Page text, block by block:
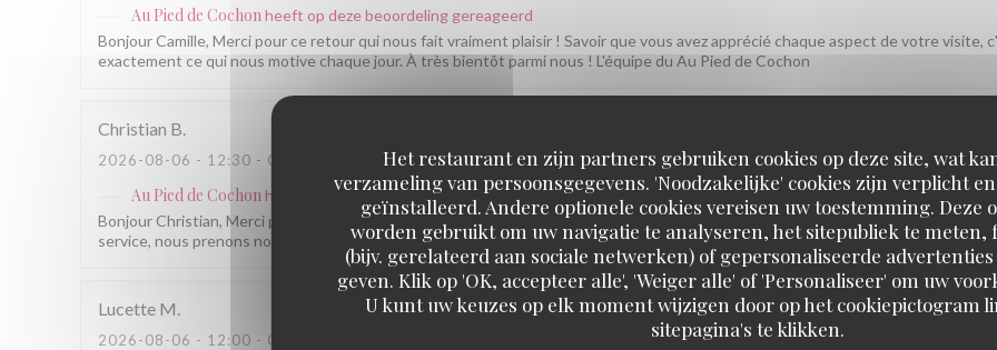
Het restaurant en zijn partners gebruiken cookies op deze site, wat
verzameling van persoonsgegevens. 'Noodzakelijke' cookies zijn verplicht
geïnstalleerd. Andere optionele cookies vereisen uw toestemming. Deze
worden gebruikt om uw navigatie te analyseren, het sitepubliek te meten,
(bijv. gerelateerd aan sociale netwerken) of gepersonaliseerde
geven. Klik op 'OK, accepteer alle', 'Weiger alle' of 'Personaliseer' om uw
U kunt uw keuzes op elk moment wijzigen door op het cookiepictogram
sitepagina's te klikken.
Au Pied de Cochonheeft op deze beoordeling gereageerd
Bonjour Camille, Merci pour ce retour qui nous fait vraiment plaisir ! Savoir que vous avez apprécié chaque aspect de votre visite,
exactement ce qui nous motive chaque jour. À très bientôt parmi nous ! L'équipe du Au Pied de Cochon
Christian B
2026-08-06 - 12:30 - GASTEN 2 SERVICE: 4/5 ATMOSFEER : 5/5 KEUKEN : 5 /5 KWALITEIT /
Au Pied de Cochon heeft op deze beoordeling gereageerd
Bonjour Christian, Merci pour ce beau retour ! Ravis que la cuisine, l'ambiance et le rapport qualité-prix vous aient conquis.
service, nous prenons note et ferons encore mieux. À très bientôt parmi nous ! L'équipe du Au Pied de Cochon
Lucette M
2026-08-06 - 12:00 - GASTEN 2 ATMOSFEER: 5 /5 KEUKEN: 5